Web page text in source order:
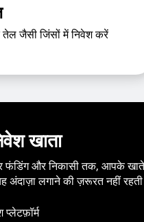
तेल जैसी जिंसों में निवेश करें
खाता
और निकासी तक, आपके खाते
लगाने की ज़रूरत नहीं रहती